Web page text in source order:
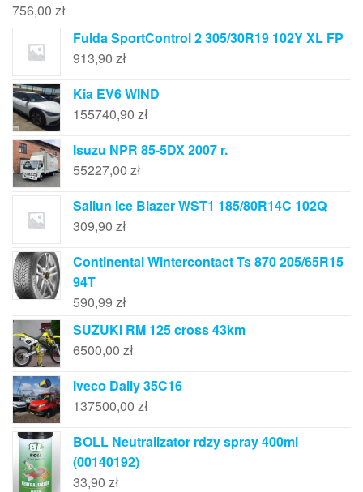
756,00 zł
Fulda SportControl 2 305/30R19 102Y XL FP
913,90 zł
Kia EV6 WIND
155740,90 zł
Isuzu NPR 85-5DX 2007 r.
55227,00 zł
Sailun Ice Blazer WST1 185/80R14C 102Q
309,90 zł
Continental Wintercontact Ts 870 205/65R15
94T
590,99 zł
SUZUKI RM 125 cross 43km
6500,00 zł
Iveco Daily 35C16
137500,00 zł
BOLL Neutralizator rdzy spray 400ml
(00140192)
33,90 zł